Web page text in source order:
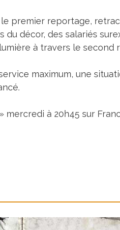
premier reportage,
du décor, des salariés
à travers le second
maximum, une
à 20h45 sur